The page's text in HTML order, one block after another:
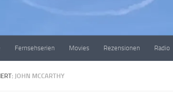
Fernsehserien Movies Rezensionen Radio
JOHN MCCARTHY